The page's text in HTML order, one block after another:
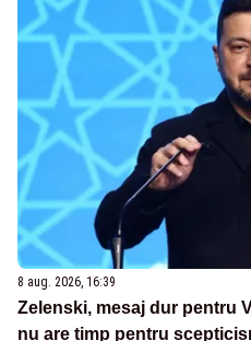
8 aug. 2026, 16:39
Zelenski, mesaj dur pentru
nu are timp pentru